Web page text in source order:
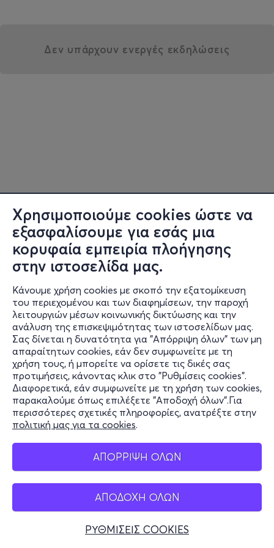
Χρησιμοποιούμε cookies ώστε να
εξασφαλίσουμε για εσάς μια
κορυφαία εμπειρία πλοήγησης
στην ιστοσελίδα μας.
Κάνουμε χρήση cookies με σκοπό την εξατομίκευση
του περιεχομένου και των διαφημίσεων, την παροχή
λειτουργιών μέσων κοινωνικής δικτύωσης και την
ανάλυση της επισκεψιμότητας των ιστοσελίδων μας.
Σας δίνεται η δυνατότητα για "Απόρριψη όλων" των μη
απαραίτητων cookies, εάν δεν συμφωνείτε με τη
χρήση τους, ή μπορείτε να ορίσετε τις δικές σας
προτιμήσεις, κάνοντας κλικ στο "Ρυθμίσεις cookies".
Διαφορετικά, εάν συμφωνείτε με τη χρήση των cookies,
παρακαλούμε όπως επιλέξετε "Αποδοχή όλων".Για
περισσότερες σχετικές πληροφορίες, ανατρέξτε στην
πολιτική μας για τα cookies.
ΑΠΟΡΡΙΨΗ ΟΛΩΝ
ΑΠΟΔΟΧΗ ΟΛΩΝ
ΡΥΘΜΙΣΕΙΣ COOKIES
Δεν υπάρχουν ενεργές εκδηλώσεις